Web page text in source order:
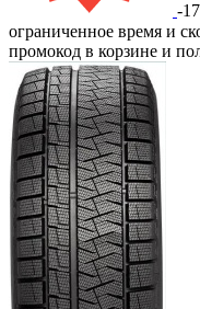
-
ограниченное время и
промокод в корзине и